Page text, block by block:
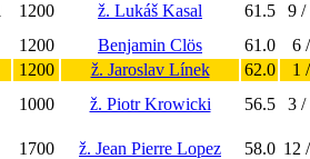
1200 ž. Lukáš Kasal 61.5
9 /
1200 Benjamin Clös 61.0
6
1200 ž. Jaroslav Línek 62.0
1
1000 ž. Piotr Krowicki 56.5 3 /
1700 ž. Jean Pierre Lopez 58.0 12